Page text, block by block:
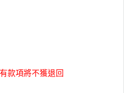
款項將不獲退回